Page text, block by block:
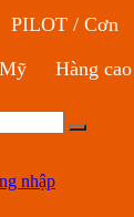
PILOT / Cơn
Hàng
nhập